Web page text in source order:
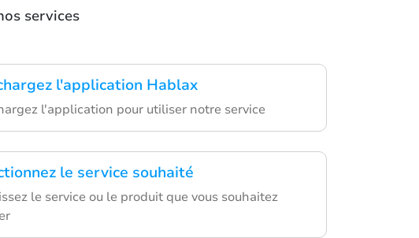
services
l'application Hablax
l'application pour utiliser notre service
le service souhaité
le service ou le produit que vous souhaitez